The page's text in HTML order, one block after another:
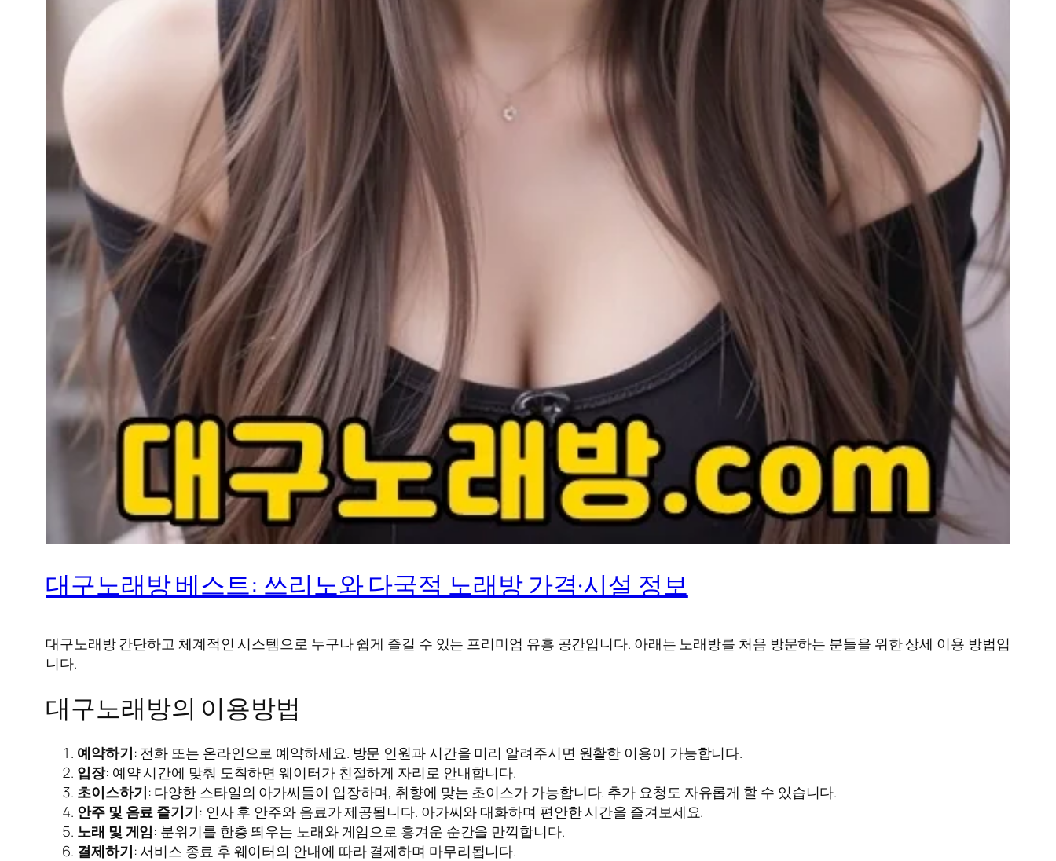
대구노래방 베스트: 쓰리노와 다국적 노래방 가격·시설 정보
대구노래방 간단하고 체계적인 시스템으로 누구나 쉽게 즐길 수 있는 프리미엄 유흥 공간입니다. 아래는 노래방를 처음 방문하는 분들을 위한 상세 이용 방법입
니다.
대구노래방의 이용방법
예약하기: 전화 또는 온라인으로 예약하세요. 방문 인원과 시간을 미리 알려주시면 원활한 이용이 가능합니다.
입장: 예약 시간에 맞춰 도착하면 웨이터가 친절하게 자리로 안내합니다.
초이스하기: 다양한 스타일의 아가씨들이 입장하며, 취향에 맞는 초이스가 가능합니다. 추가 요청도 자유롭게 할 수 있습니다.
안주 및 음료 즐기기: 인사 후 안주와 음료가 제공됩니다. 아가씨와 대화하며 편안한 시간을 즐겨보세요.
노래 및 게임: 분위기를 한층 띄우는 노래와 게임으로 흥겨운 순간을 만끽합니다.
결제하기: 서비스 종료 후 웨이터의 안내에 따라 결제하며 마무리됩니다.